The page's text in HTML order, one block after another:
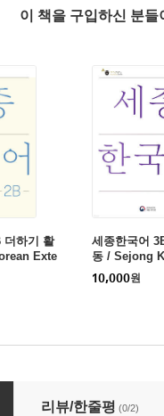
이 책을 구입하신 분
더하기 활
Exte
2B
세종한국어
동 / Sejong
nsion
10,000원
/ Sejong Work Book
리뷰/한줄평 (0/2)